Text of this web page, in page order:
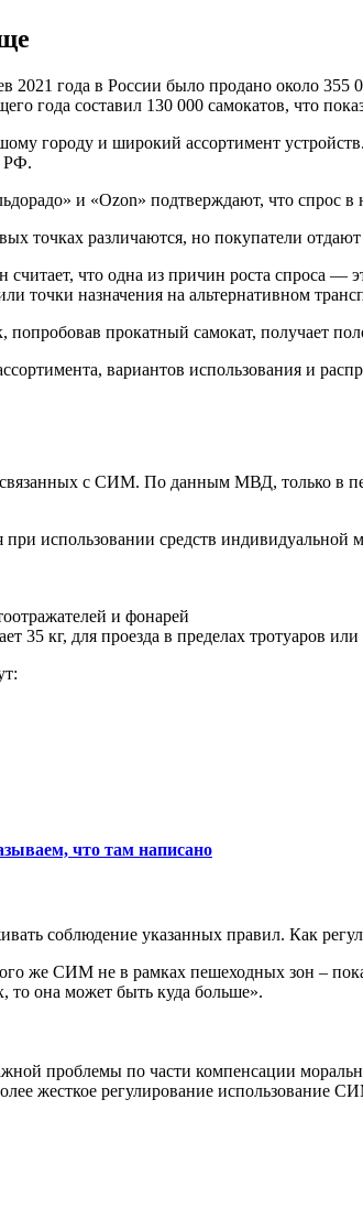
2021 года в России было продано около 355
года составил 130 000 самокатов, что
городу и широкий ассортимент
РФ.
и «Ozon» подтверждают, что спрос в
точках различаются, но покупатели
что одна из причин роста спроса
точки назначения на альтернативном
прокатный самокат, получает
вариантов использования и
с СИМ. По данным МВД, только в
использовании средств индивидуальной
и фонарей
35 кг, для проезда в пределах тротуаров
что там написано
соблюдение указанных правил. Как
же СИМ не в рамках пешеходных зон –
то она может быть куда больше».
проблемы по части компенсации
жесткое регулирование использование